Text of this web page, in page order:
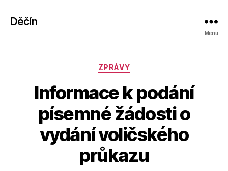
Děčín
Menu
Rubriky
ZPRÁVY
Informace k podání
písemné žádosti o
vydání voličského
průkazu
A
u
o